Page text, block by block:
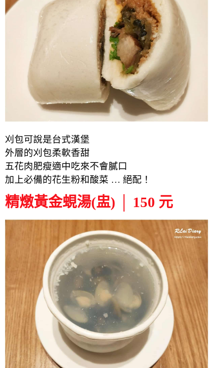
刈包可說是台式漢堡
外層的刈包柔軟香甜
五花肉肥瘦適中吃來不會膩口
加上必備的花生粉和酸菜 … 絕配！
精燉黃金蜆湯(盅) │ 150 元